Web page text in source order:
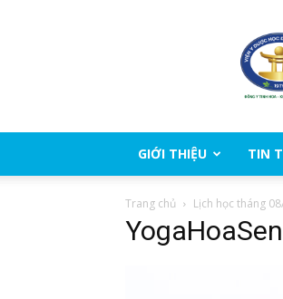
tộc
Thành
Chí
Minh
GIỚI THIỆU TIN
Trang chủ Lịch học tháng
YogaHoaSen